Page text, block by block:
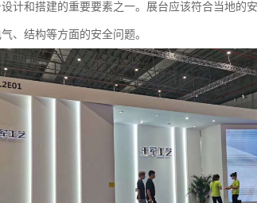
计和搭建的重要要素之一。展台应该符合当地的
、结构等方面的安全问题。